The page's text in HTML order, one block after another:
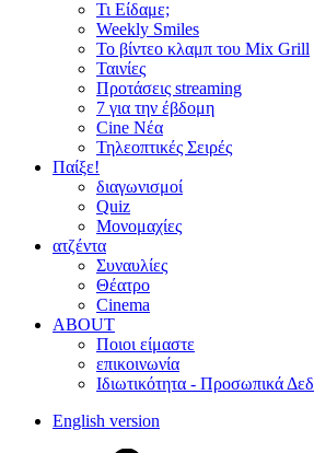
Τι Είδαμε;
Weekly Smiles
Το βίντεο κλαμπ του Mix Grill
Ταινίες
Προτάσεις streaming
7 για την έβδομη
Cine Νέα
Τηλεοπτικές Σειρές
Παίξε!
διαγωνισμοί
Quiz
Μονομαχίες
ατζέντα
Συναυλίες
Θέατρο
Cinema
ABOUT
Ποιοι είμαστε
επικοινωνία
Ιδιωτικότητα - Προσωπικά
English version